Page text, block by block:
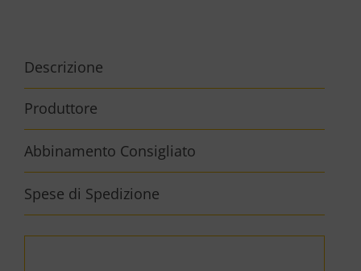
Descrizione
Produttore
Abbinamento Consigliato
Spese di Spedizione